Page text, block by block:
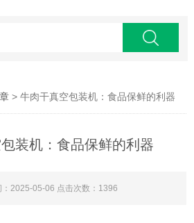
> 牛肉干真空包装机：食品保鲜的利器
装机：食品保鲜的利器
：2025-05-06 点击次数：1396